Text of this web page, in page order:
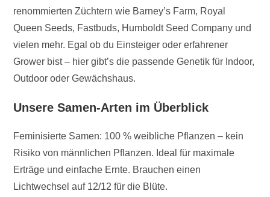
renommierten Züchtern wie Barney’s Farm, Royal
Queen Seeds, Fastbuds, Humboldt Seed Company und
vielen mehr. Egal ob du Einsteiger oder erfahrener
Grower bist – hier gibt’s die passende Genetik für Indoor,
Outdoor oder Gewächshaus.
Unsere Samen-Arten im Überblick
Feminisierte Samen: 100 % weibliche Pflanzen – kein
Risiko von männlichen Pflanzen. Ideal für maximale
Erträge und einfache Ernte. Brauchen einen
Lichtwechsel auf 12/12 für die Blüte.